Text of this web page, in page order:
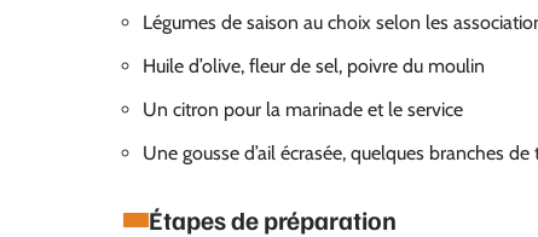
Légumes de saison au choix selon les
Huile d’olive, fleur de sel, poivre du moulin
Un citron pour la marinade et le service
Une gousse d’ail écrasée, quelques branches
Étapes de préparation